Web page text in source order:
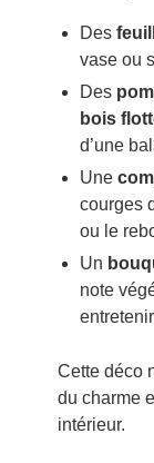
Des
vase ou
Des
bois
d’une
Une
courges
ou le
Un
note
Cette déco
du charme
intérieur.